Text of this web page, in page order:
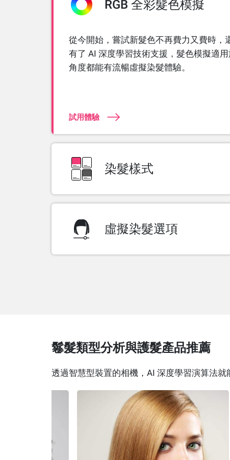
RGB 全彩髮色模擬
從今開始，嘗試新髮色不再費力又費時，
有了 AI 深度學習技術支援，髮色模擬適
角度都能有流暢虛擬染髮體驗。
試用體驗
染髮樣式
雙色（漸層）
多色虛擬染髮選項
鬈髮類型分析與護髮產品推薦
透過智慧型裝置的相機，AI 深度學習演算法